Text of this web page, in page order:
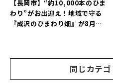
【長岡市】“約10,000本のひま
わり”がお出迎え！地域で守る
『成沢のひまわり畑』が8月中
同じカテ